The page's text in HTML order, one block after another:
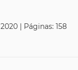
| Páginas: 158